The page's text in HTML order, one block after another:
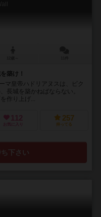
築け！
マ皇帝ハドリアヌスは、ピク
長城を築かねばならない。
作り上げ...
112
お気に入り
257
持ってる
下さい